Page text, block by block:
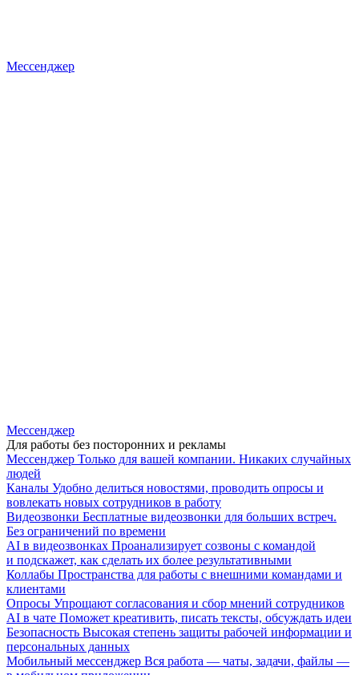
Мессенджер
Мессенджер
Для работы без посторонних и рекламы
Мессенджер Только для вашей компании. Никаких случайных
людей
Каналы Удобно делиться новостями, проводить опросы и
вовлекать новых сотрудников в работу
Видеозвонки Бесплатные видеозвонки для больших встреч.
Без ограничений по времени
AI в видеозвонках Проанализирует созвоны с командой
и подскажет, как сделать их более результативными
Коллабы Пространства для работы с внешними командами и
клиентами
Опросы Упрощают согласования и сбор мнений сотрудников
AI в чате Поможет креативить, писать тексты, обсуждать идеи
Безопасность Высокая степень защиты рабочей информации и
персональных данных
Мобильный мессенджер Вся работа — чаты, задачи, файлы —